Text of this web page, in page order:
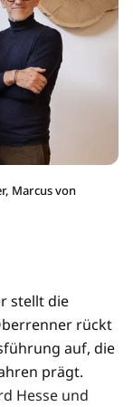
Marcus von
stellt die
rückt
auf, die
prägt.
Hesse und